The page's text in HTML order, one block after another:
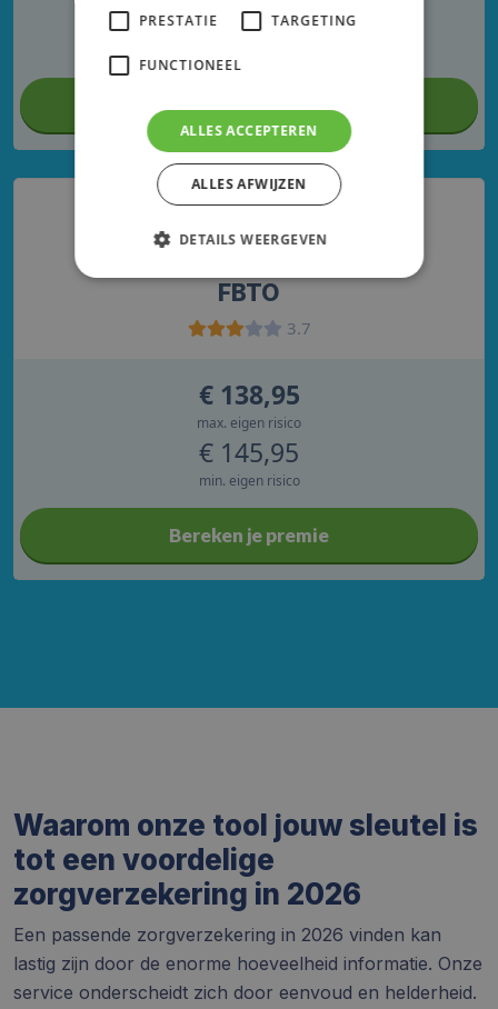
€ 152,25
Bereken je premie
FBTO
3.7
€ 138,95
max. eigen risico
€ 145,95
min. eigen risico
Bereken je premie
Waarom onze tool jouw sleutel is
tot een voordelige
zorgverzekering in 2026
Een passende zorgverzekering in 2026 vinden kan
lastig zijn door de enorme hoeveelheid informatie. Onze
service onderscheidt zich door eenvoud en helderheid.
PRESTATIE TARGETING
FUNCTIONEEL
ALLES ACCEPTEREN
ALLES AFWIJZEN
DETAILS WEERGEVEN